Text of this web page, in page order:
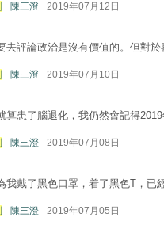
陳三澄 2019年07月12日
去評論政治是沒有價值的。但對
陳三澄 2019年07月10日
算患了腦退化，我仍然會記得
陳三澄 2019年07月08日
我戴了黑色口罩，着了黑色T，已
陳三澄 2019年07月05日